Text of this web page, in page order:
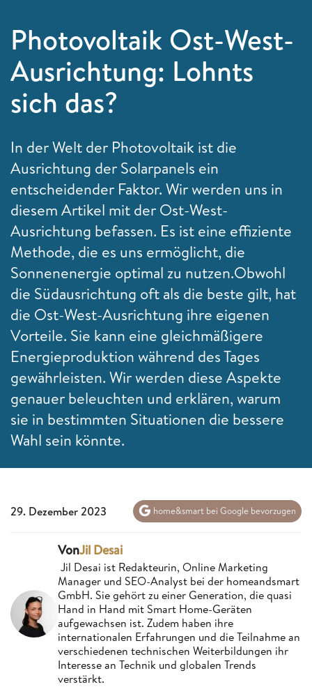
Photovoltaik Ost-West-
Ausrichtung: Lohnts
sich das?
In der Welt der Photovoltaik ist die
Ausrichtung der Solarpanels ein
entscheidender Faktor. Wir werden uns in
diesem Artikel mit der Ost-West-
Ausrichtung befassen. Es ist eine effiziente
Methode, die es uns ermöglicht, die
Sonnenenergie optimal zu nutzen.Obwohl
die Südausrichtung oft als die beste gilt, hat
die Ost-West-Ausrichtung ihre eigenen
Vorteile. Sie kann eine gleichmäßigere
Energieproduktion während des Tages
gewährleisten. Wir werden diese Aspekte
genauer beleuchten und erklären, warum
sie in bestimmten Situationen die bessere
Wahl sein könnte.
29. Dezember 2023 home&smart bei Google bevorzugen
VonJil Desai
Jil Desai ist Redakteurin, Online Marketing
Manager und SEO-Analyst bei der homeandsmart
GmbH. Sie gehört zu einer Generation, die quasi
Hand in Hand mit Smart Home-Geräten
aufgewachsen ist. Zudem haben ihre
internationalen Erfahrungen und die Teilnahme an
verschiedenen technischen Weiterbildungen ihr
Interesse an Technik und globalen Trends
verstärkt.